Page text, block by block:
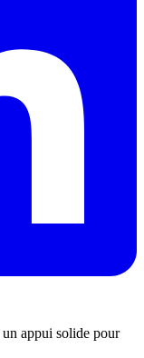
appui solide pour